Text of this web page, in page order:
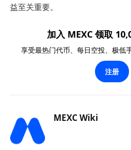
益至关重要。
加入 MEXC 领取
享受最热门代币、每日空投、极低
注册
MEXC Wiki